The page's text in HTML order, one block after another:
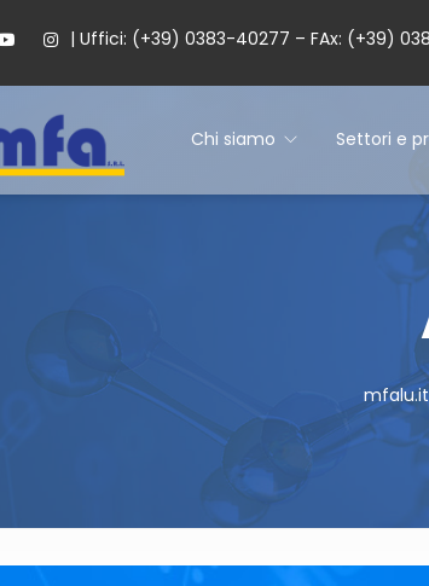
| Uffici: (+39) 0383-40277 – FAx: (+39)
Chi siamo Settori e
mfalu.it